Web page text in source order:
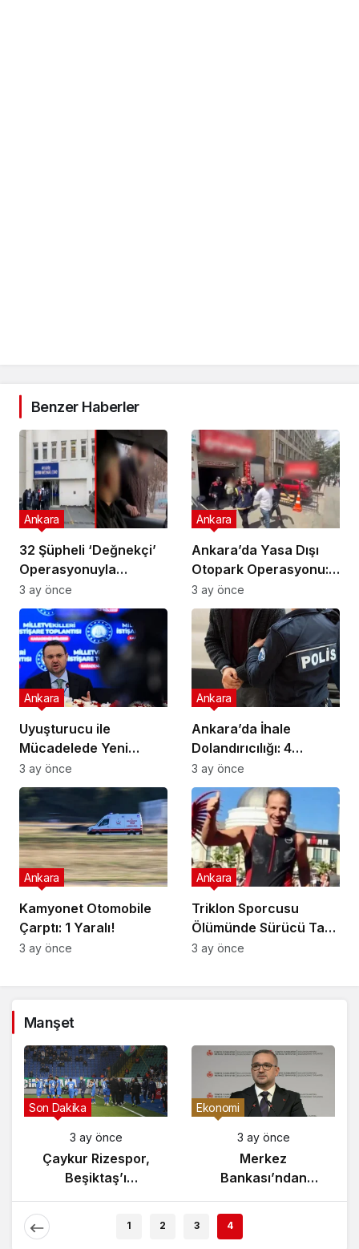
Benzer Haberler
32 Şüpheli ‘Değnekçi’
Operasyonuyla
Yakalandı!
Ankara
3 ay önce
Ankara’da Yasa Dışı
Otopark Operasyonu:
32 Gözaltı
Ankara
3 ay önce
Uyuşturucu ile
Mücadelede Yeni
Adımlar Atılıyor!
Ankara
3 ay önce
Ankara’da İhale
Dolandırıcılığı: 4
Gözaltı!
Ankara
3 ay önce
Kamyonet Otomobile
Çarptı: 1 Yaralı!
Ankara
3 ay önce
Triklon Sporcusu
Ölümünde Sürücü Tam
Kusurlu!
Ankara
3 ay önce
Manşet
Gündem
3 ay önce
Yunanistan’da
Zeybek Tartışması
Alevlendi!
Son Dakika
3 ay önce
Çaykur Rizespor,
Beşiktaş’ı
Ağırlıyor!
1 2 3 4